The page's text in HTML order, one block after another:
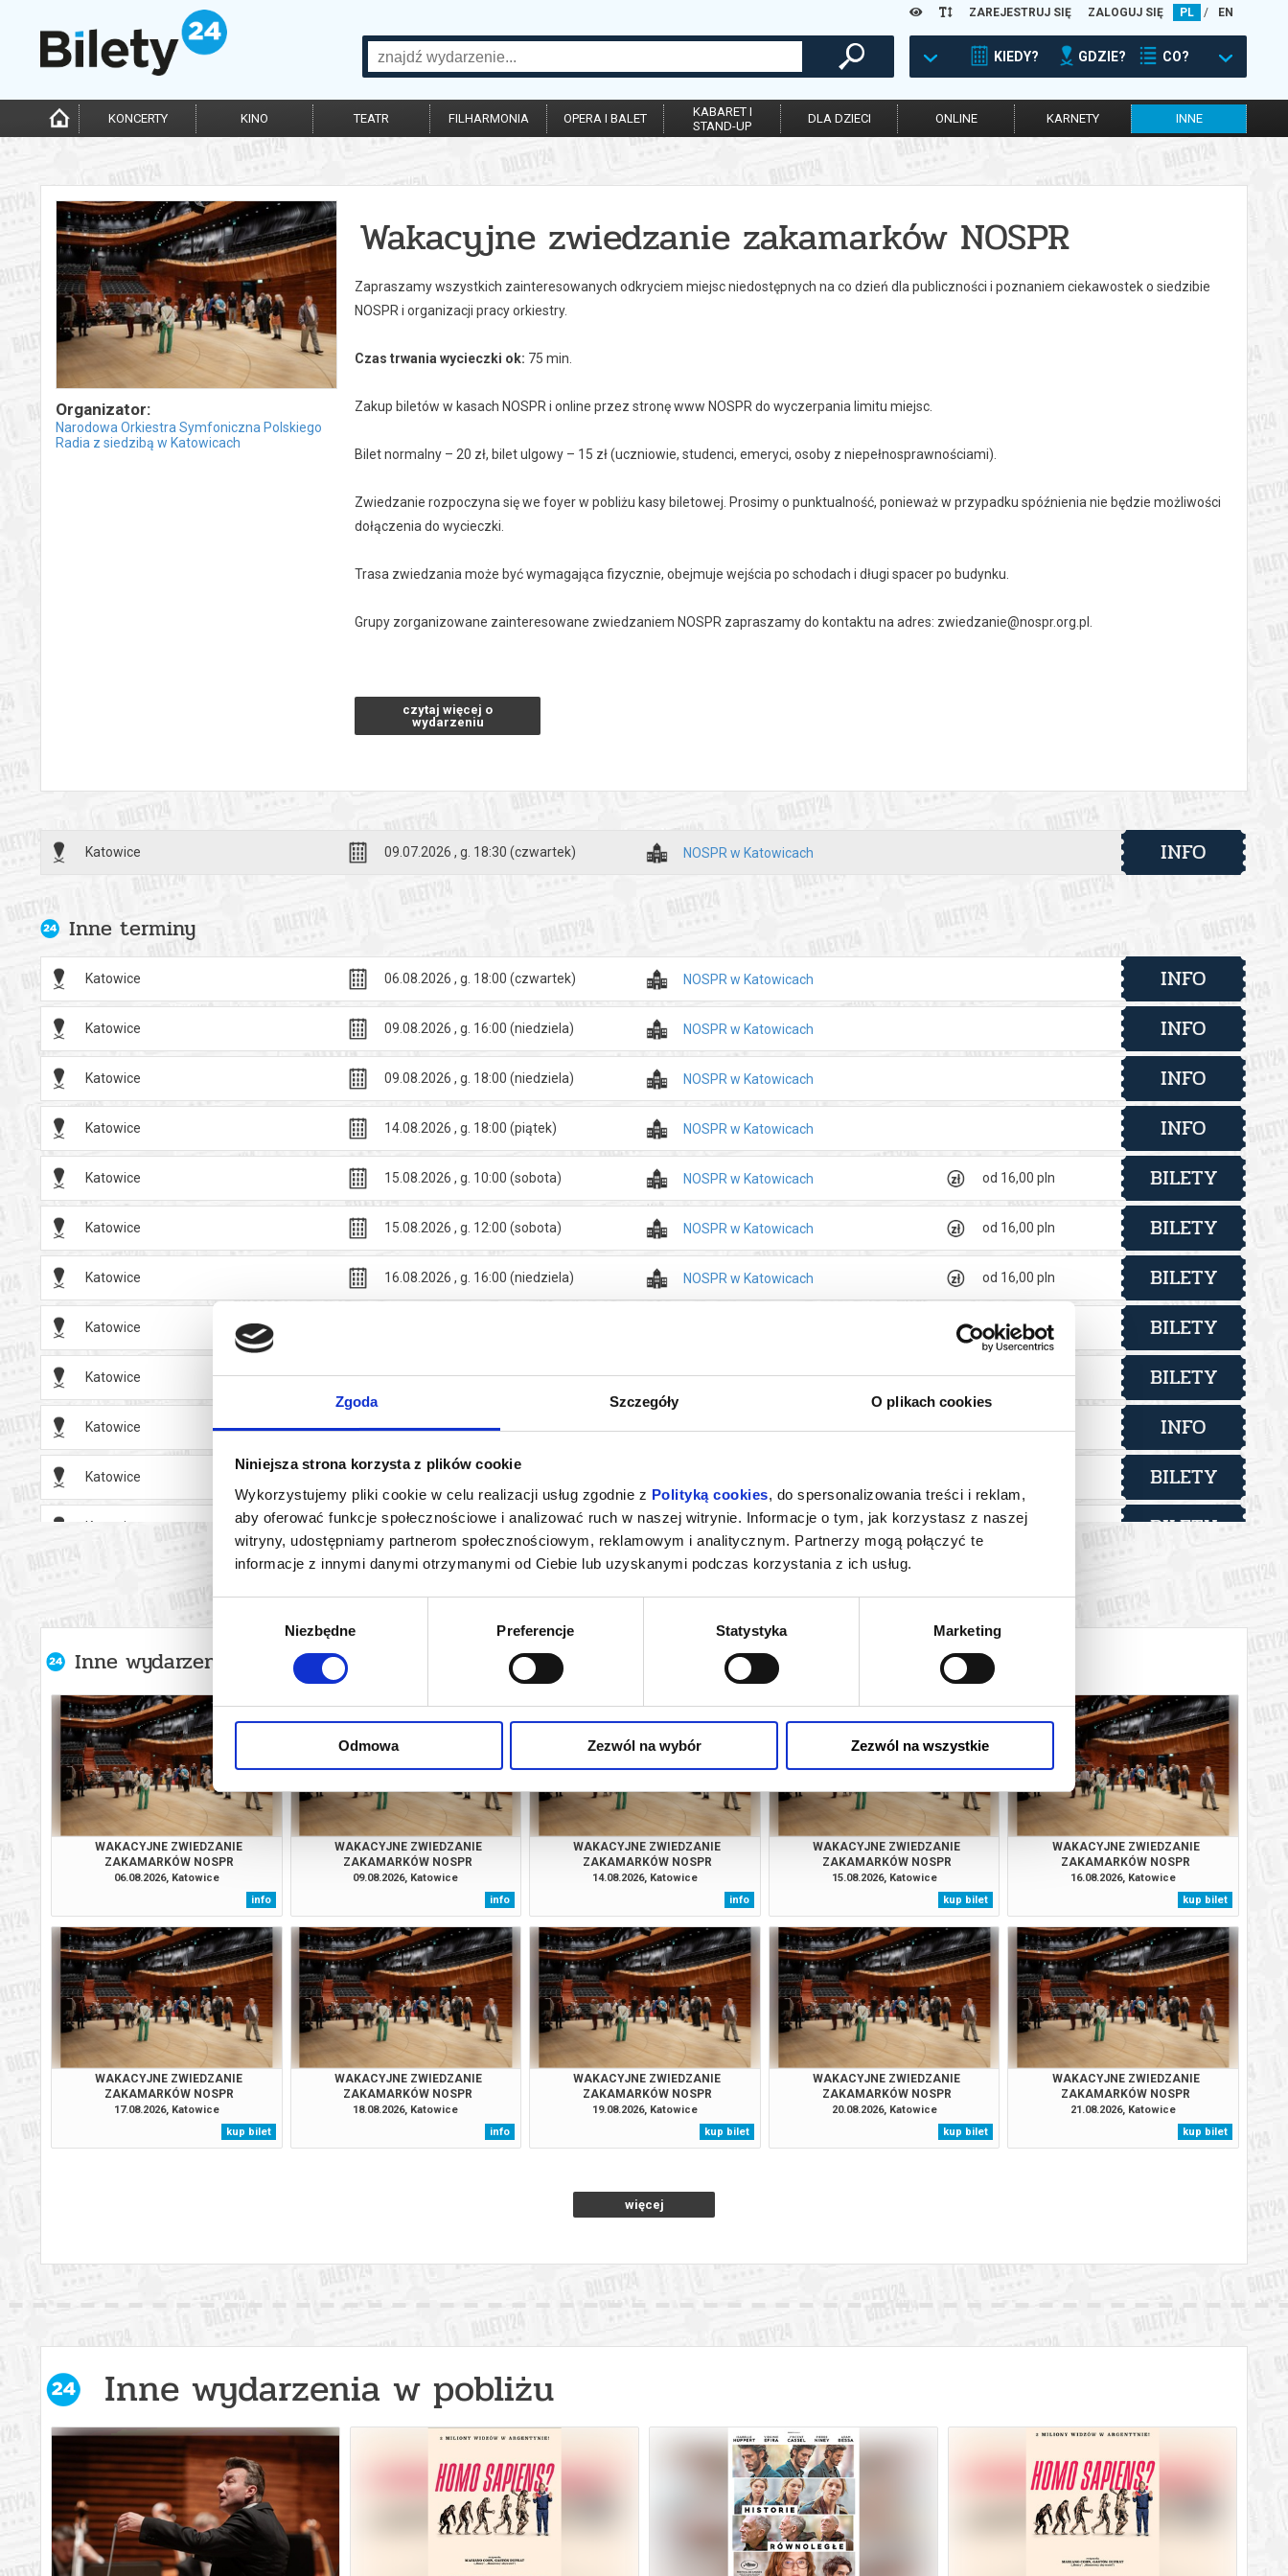
Zgoda Szczegóły O plikach cookies
Niniejsza strona korzysta z plików cookie
Wykorzystujemy pliki cookie w celu realizacji usług zgodnie z Polityką cookies, do spersonalizowania treści i reklam,
aby oferować funkcje społecznościowe i analizować ruch w naszej witrynie. Informacje o tym, jak korzystasz z naszej
witryny, udostępniamy partnerom społecznościowym, reklamowym i analitycznym. Partnerzy mogą połączyć te
informacje z innymi danymi otrzymanymi od Ciebie lub uzyskanymi podczas korzystania z ich usług.
zgody
Niezbędne Preferencje Statystyka Marketing
Odmowa Zezwól na wybór Zezwól na wszystkie
ZAREJESTRUJ SIĘ ZALOGUJ SIĘ PL / EN
KIEDY? GDZIE? CO?
KONCERTY KINO TEATR FILHARMONIA OPERA I BALET
KABARET I
STAND-UP
DLA DZIECI ONLINE KARNETY INNE
Organizator:
Narodowa Orkiestra Symfoniczna Polskiego
Radia z siedzibą w Katowicach
Wakacyjne zwiedzanie zakamarków NOSPR
Zapraszamy wszystkich zainteresowanych odkryciem miejsc niedostępnych na co dzień dla publiczności i poznaniem ciekawostek o siedzibie
NOSPR i organizacji pracy orkiestry.
Czas trwania wycieczki ok: 75 min.
Zakup biletów w kasach NOSPR i online przez stronę www NOSPR do wyczerpania limitu miejsc.
Bilet normalny – 20 zł, bilet ulgowy – 15 zł (uczniowie, studenci, emeryci, osoby z niepełnosprawnościami).
Zwiedzanie rozpoczyna się we foyer w pobliżu kasy biletowej. Prosimy o punktualność, ponieważ w przypadku spóźnienia nie będzie możliwości
dołączenia do wycieczki.
Trasa zwiedzania może być wymagająca fizycznie, obejmuje wejścia po schodach i długi spacer po budynku.
Grupy zorganizowane zainteresowane zwiedzaniem NOSPR zapraszamy do kontaktu na adres: zwiedzanie@nospr.org.pl.
czytaj więcej o
wydarzeniu
Katowice 09.07.2026 , g. 18:30 (czwartek) NOSPR w Katowicach INFO
Inne terminy
Katowice 06.08.2026 , g. 18:00 (czwartek) NOSPR w Katowicach INFO
Katowice 09.08.2026 , g. 16:00 (niedziela) NOSPR w Katowicach INFO
Katowice 09.08.2026 , g. 18:00 (niedziela) NOSPR w Katowicach INFO
Katowice 14.08.2026 , g. 18:00 (piątek) NOSPR w Katowicach INFO
Katowice 15.08.2026 , g. 10:00 (sobota) NOSPR w Katowicach od 16,00 pln BILETY
Katowice 15.08.2026 , g. 12:00 (sobota) NOSPR w Katowicach od 16,00 pln BILETY
Katowice 16.08.2026 , g. 16:00 (niedziela) NOSPR w Katowicach od 16,00 pln BILETY
Katowice od 16,00 pln BILETY
Katowice 17.08.2026 , g. 18:00(poniedziałek) NOSPR w Katowicach od 16,00 pln BILETY
Katowice 18.08.2026 , g. 18:00(wtorek) NOSPR w Katowicach INFO
Katowice 19.08.2026 , g. 18:00 BILETY
Katowice 20.08.2026 , g. 18:00(czwartek) NOSPR w Katowicach od 16,00 pln BILETY
21.08.2026 , g. 18:00
Katowice 22.08.2026 , g. 10:00(sobota) NOSPR w Katowicach od 16,00 pln BILETY
22.08.2026 , g. 12:00(sobota) NOSPR w Katowicach od 16,00 pln
Katowice 26.08.2026 , g. 18:00 (środa) NOSPR w Katowicach od 16,00 pln BILETY
Katowice BILETY
Katowice 29.08.2026 , g. 10:00 (sobota) NOSPR w Katowicach od 16,00 pln BILETY
Katowice 29.08.2026 , g. 12:00 NOSPR w Katowicach BILETY
Katowice 30.08.2026 , g. 16:00(niedziela) NOSPR w Katowicach od 13,00 pln BILETY
Katowice 30.08.2026 , g. 18:00(niedziela) NOSPR w Katowicach od 16,00 pln BILETY
więcej
Inne wydarzenia organizatora
WAKACYJNE ZWIEDZANIE
ZAKAMARKÓW NOSPR
06.08.2026, Katowice
info
WAKACYJNE ZWIEDZANIE
ZAKAMARKÓW NOSPR
09.08.2026, Katowice
info
WAKACYJNE ZWIEDZANIE
ZAKAMARKÓW NOSPR
14.08.2026, Katowice
info
WAKACYJNE ZWIEDZANIE
ZAKAMARKÓW NOSPR
15.08.2026, Katowice
kup bilet
WAKACYJNE ZWIEDZANIE
ZAKAMARKÓW NOSPR
16.08.2026, Katowice
kup bilet
WAKACYJNE ZWIEDZANIE
ZAKAMARKÓW NOSPR
17.08.2026, Katowice
kup bilet
WAKACYJNE ZWIEDZANIE
ZAKAMARKÓW NOSPR
18.08.2026, Katowice
info
WAKACYJNE ZWIEDZANIE
ZAKAMARKÓW NOSPR
19.08.2026, Katowice
kup bilet
WAKACYJNE ZWIEDZANIE
ZAKAMARKÓW NOSPR
20.08.2026, Katowice
kup bilet
WAKACYJNE ZWIEDZANIE
ZAKAMARKÓW NOSPR
21.08.2026, Katowice
kup bilet
więcej
Inne wydarzenia w pobliżu